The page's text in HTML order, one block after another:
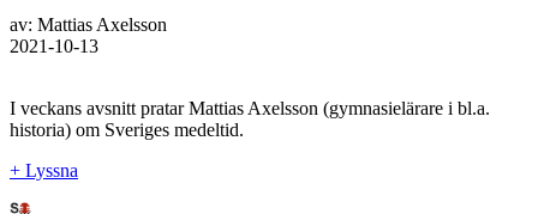
av: Mattias Axelsson
2021-10-13
I veckans avsnitt pratar Mattias Axelsson (gymnasielärare i bl.a.
historia) om Sveriges medeltid.
+ Lyssna